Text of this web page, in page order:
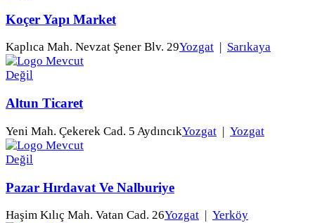
Koçer Yapı Market
Kaplıca Mah. Nevzat Şener Blv. 29Yozgat Sarıkaya
Altun Ticaret
Yeni Mah. Çekerek Cad. 5 AydıncıkYozgat | Yozgat
Pazar Hırdavat Ve Nalburiye
Haşim Kılıç Mah. Vatan Cad. 26Yozgat Yerköy